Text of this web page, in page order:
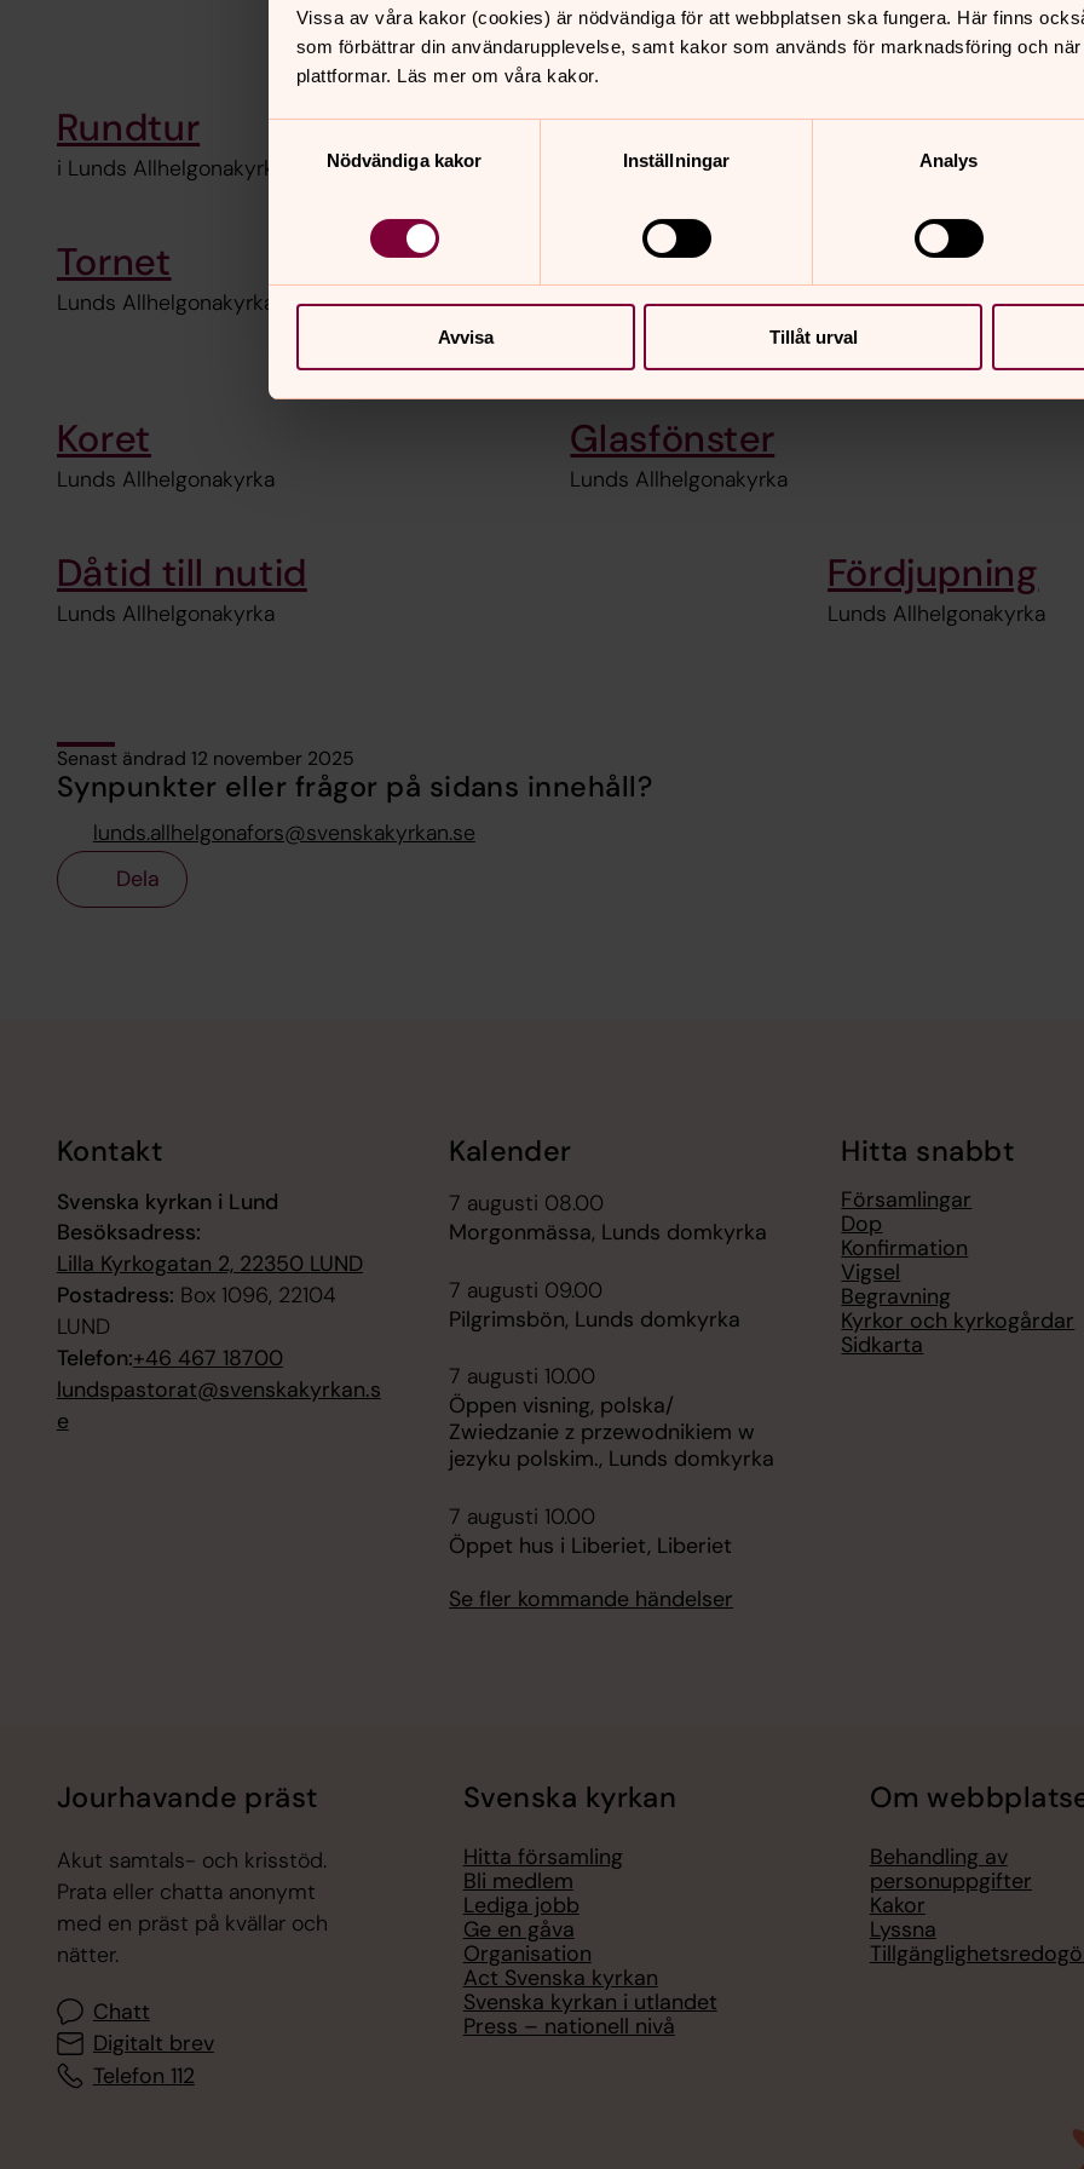
Vissa av våra kakor (cookies) är nödvändiga för att webbplatsen ska fungera. Här finns
som förbättrar din användarupplevelse, samt kakor som används för marknadsföring och
plattformar. Läs mer om våra kakor.
Nödvändiga kakor
Inställningar Analys
Avvisa Tillåt urval
Rundtur
i Lunds Allhelgonakyrka
Byggnaden
Lunds Allhelgonakyrka
Tornet
Lunds Allhelgonakyrka
Klockor och klockspel
Lunds Allhelgonakyrka
Koret
Lunds Allhelgonakyrka
Glasfönster
Lunds Allhelgonakyrka
Dåtid till nutid
Lunds Allhelgonakyrka
Fördjupning
Lunds Allhelgonakyrka
Senast ändrad 12 november 2025
Synpunkter eller frågor på sidans innehåll?
lunds.allhelgonafors@svenskakyrkan.se
Dela
Kontakt
Svenska kyrkan i Lund
Besöksadress:
Lilla Kyrkogatan 2, 22350 LUND
Postadress: Box 1096, 22104
LUND
Telefon:+46 467 18700
lundspastorat@svenskakyrkan.s
e
Kalender
7 augusti 08.00
Morgonmässa, Lunds domkyrka
7 augusti 09.00
Pilgrimsbön, Lunds domkyrka
7 augusti 10.00
Öppen visning, polska/
Zwiedzanie z przewodnikiem w
jezyku polskim., Lunds domkyrka
7 augusti 10.00
Öppet hus i Liberiet, Liberiet
Se fler kommande händelser
Hitta snabbt
Församlingar
Dop
Konfirmation
Vigsel
Begravning
Kyrkor och kyrkogårdar
Sidkarta
Jourhavande präst
Akut samtals- och krisstöd.
Prata eller chatta anonymt
med en präst på kvällar och
nätter.
Chatt
Digitalt brev
Telefon 112
Svenska kyrkan
Hitta församling
Bli medlem
Lediga jobb
Ge en gåva
Organisation
Act Svenska kyrkan
Svenska kyrkan i utlandet
Press – nationell nivå
Om
Behandling av
personuppgifter
Kakor
Lyssna